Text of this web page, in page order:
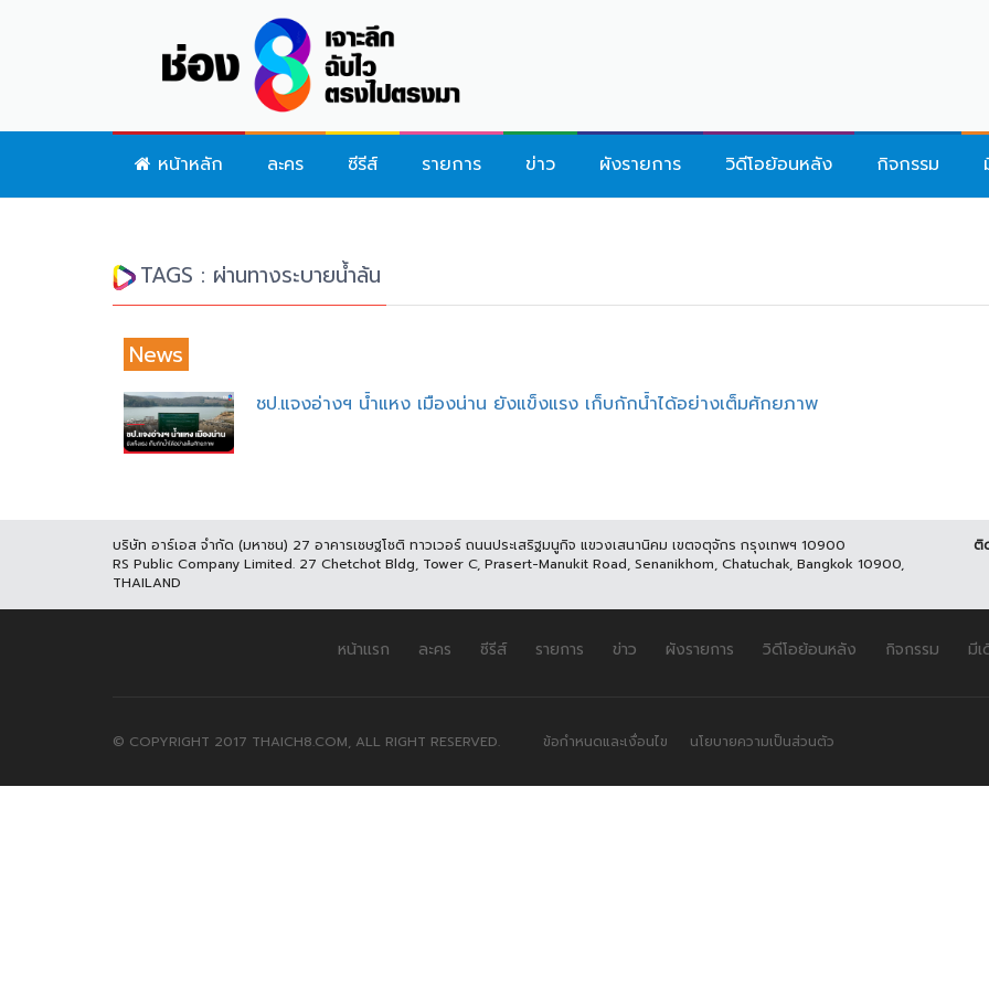
หน้าหลัก ละคร ซีรีส์ รายการ ข่าว ผังรายการ วิดีโอย้อนหลัง กิจกรรม
TAGS : ผ่านทางระบายน้ำล้น
News
ชป.แจงอ่างฯ น้ำแหง เมืองน่าน ยังแข็งแรง เก็บกักน้ำได้อย่างเต็มศักยภาพ
บริษัท อาร์เอส จำกัด (มหาชน) 27 อาคารเชษฐโชติ ทาวเวอร์ ถนนประเสริฐมนูกิจ แขวงเสนานิคม เขตจตุจักร กรุงเทพฯ 10900
RS Public Company Limited. 27 Chetchot Bldg, Tower C, Prasert-Manukit Road, Senanikhom, Chatuchak, Bangkok 10900,
THAILAND
ติ
หน้าแรก ละคร ซีรีส์ รายการ ข่าว ผังรายการ วิดีโอย้อนหลัง กิจกรรม มี
© COPYRIGHT 2017 THAICH8.COM, ALL RIGHT RESERVED. ข้อกำหนดและเงื่อนไข นโยบายความเป็นส่วนตัว